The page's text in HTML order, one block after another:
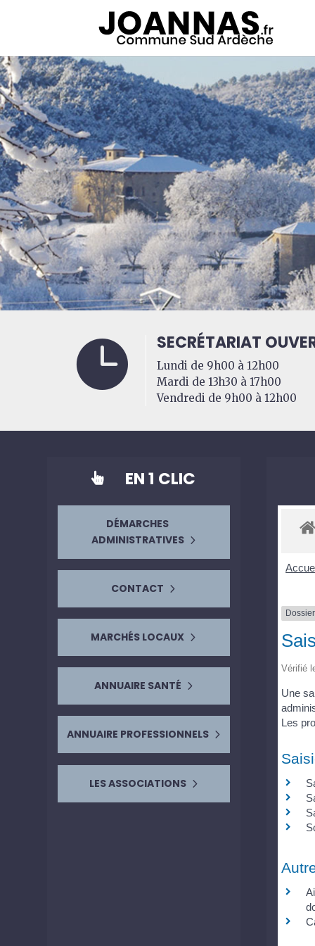
 SECRÉTARIAT
Lundi de 9h00 à 12h00
Mardi de 13h30 à 17h00
Vendredi de 9h00 à 12h00
 EN 1 CLIC
DÉMARCHES
ADMINISTRATIVES
CONTACT
MARCHÉS LOCAUX
ANNUAIRE SANTÉ
ANNUAIRE PROFESSIONNELS
LES ASSOCIATIONS
Dossier
Vérifié
Une
Les